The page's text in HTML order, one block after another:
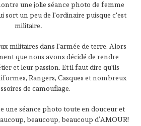
une jolie séance photo de femme
sort un peu de l'ordinaire puisque c'est
militaire.
militaires dans l'armée de terre. Alors
que nous avons décidé de rendre
et leur passion. Et il faut dire qu'ils
Rangers, Casques et nombreux
de camouflage.
une séance photo toute en douceur et
beaucoup, beaucoup d’AMOUR!